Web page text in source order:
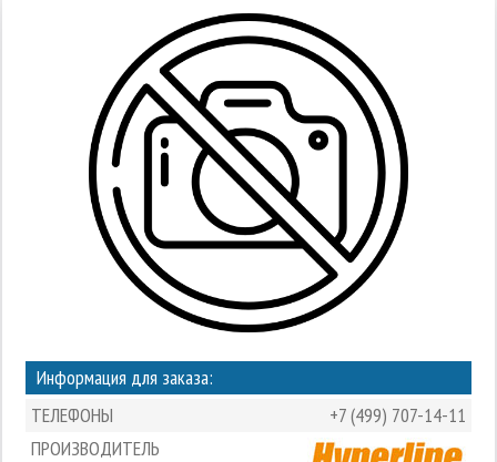
Информация для заказа:
ТЕЛЕФОНЫ
+7 (499) 707-14-11
ПРОИЗВОДИТЕЛЬ